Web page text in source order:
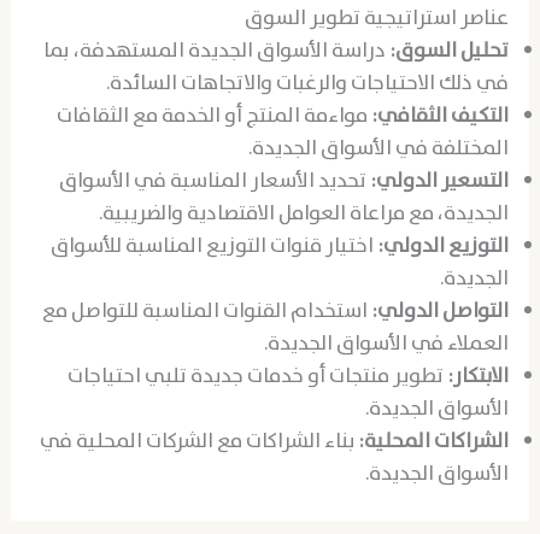
عناصر استراتيجية تطوير السوق
تحليل السوق: دراسة الأسواق الجديدة المستهدفة، بما
في ذلك الاحتياجات والرغبات والاتجاهات السائدة.
التكيف الثقافي: مواءمة المنتج أو الخدمة مع الثقافات
المختلفة في الأسواق الجديدة.
التسعير الدولي: تحديد الأسعار المناسبة في الأسواق
الجديدة، مع مراعاة العوامل الاقتصادية والضريبية.
التوزيع الدولي: اختيار قنوات التوزيع المناسبة للأسواق
الجديدة.
التواصل الدولي: استخدام القنوات المناسبة للتواصل مع
العملاء في الأسواق الجديدة.
الابتكار: تطوير منتجات أو خدمات جديدة تلبي احتياجات
الأسواق الجديدة.
الشراكات المحلية: بناء الشراكات مع الشركات المحلية في
الأسواق الجديدة.